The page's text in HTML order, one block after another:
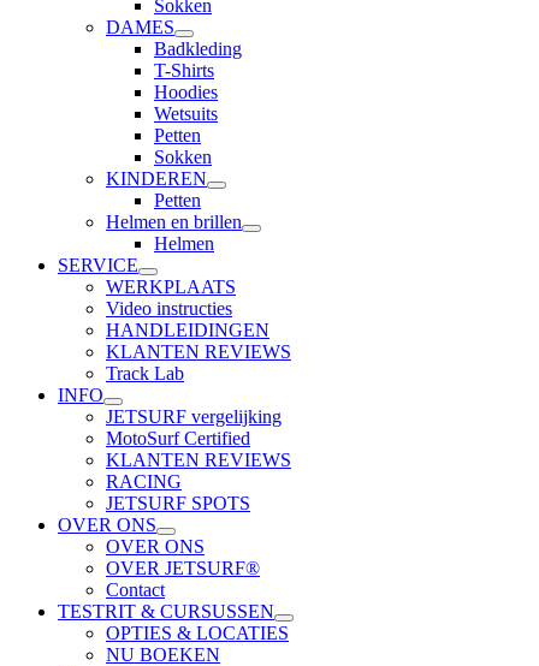
Sokken
DAMES
Badkleding
T-Shirts
Hoodies
Wetsuits
Petten
Sokken
KINDEREN
Petten
Helmen en brillen
Helmen
SERVICE
WERKPLAATS
Video instructies
HANDLEIDINGEN
KLANTEN REVIEWS
Track Lab
INFO
JETSURF vergelijking
MotoSurf Certified
KLANTEN REVIEWS
RACING
JETSURF SPOTS
OVER ONS
OVER ONS
OVER JETSURF®
Contact
TESTRIT & CURSUSSEN
OPTIES & LOCATIES
NU BOEKEN